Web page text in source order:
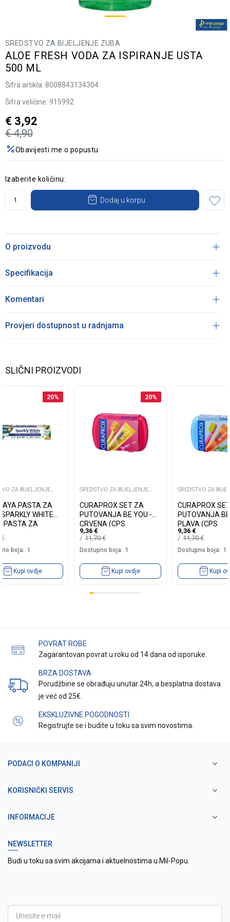
SREDSTVO ZA BIJELJENJE ZUBA
ALOE FRESH VODA ZA ISPIRANJE USTA
500 ML
Šifra artikla: 8008843134304
Šifra veličine: 915992
€ 4,90
€ 3,92
Obavijesti me o popustu
Izaberite količinu:
Dodaj u korpu
O proizvodu
Specifikacija
Komentari
Provjeri dostupnost u radnjama
SLIČNI PROIZVODI
20%
ZA BIJELJENJE
PASTA ZA
WHITE
PASTA ZA
€
boja: 1
Kupi ovdje
20%
SREDSTVO ZA BIJELJENJE
ZUBA
CURAPROX SET ZA
PUTOVANJA BE YOU -
CRVENA (CPS
9,36 €
11,70€
Dostupno boja: 1
Kupi ovdje
SREDSTVO ZA
ZUBA
CURAPROX
PUTOVANJA
PLAVA (CPS
9,36 €
11,70€
Dostupno boja: 1
Kupi
POVRAT ROBE
Zagarantovan povrat u roku od 14 dana od isporuke.
BRZA DOSTAVA
Porudžbine se obrađuju unutar 24h, a besplatna dostava
je već od 25€.
EKSKLUZIVNE POGODNOSTI
Registrujte se i budite u toku sa svim novostima.
PODACI O KOMPANIJI
KORISNIČKI SERVIS
INFORMACIJE
NEWSLETTER
Budi u toku sa svim akcijama i aktuelnostima u Mil-Popu.